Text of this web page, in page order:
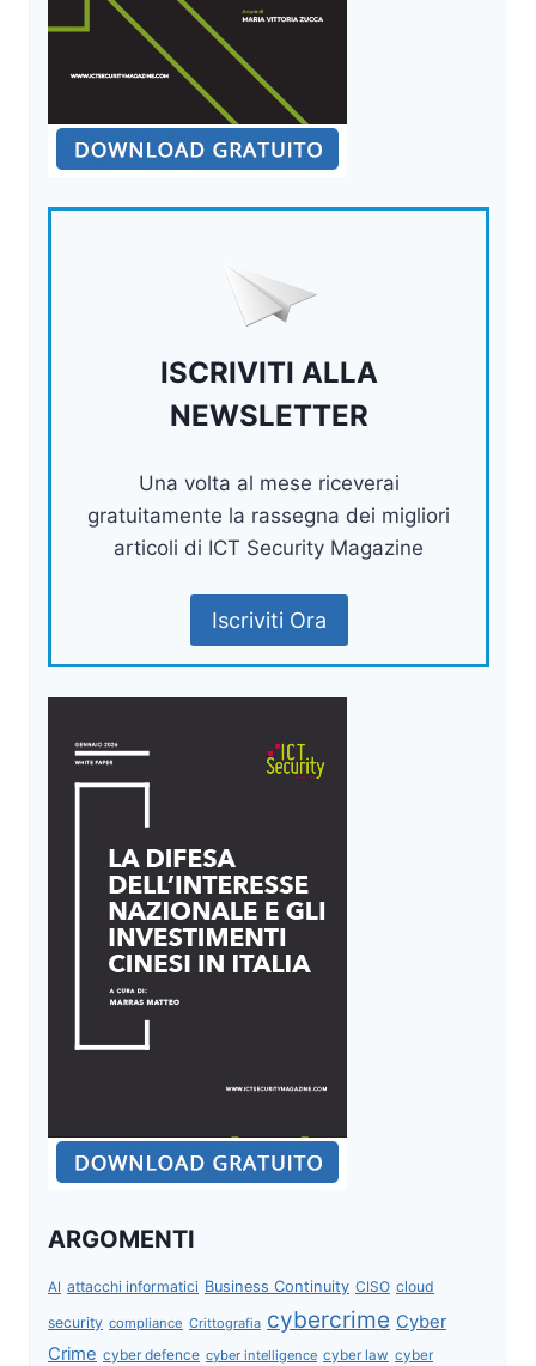
ISCRIVITI ALLA
NEWSLETTER
Una volta al mese riceverai
gratuitamente la rassegna dei migliori
articoli di ICT Security Magazine
Iscriviti Ora
ARGOMENTI
AI attacchi informatici Business Continuity CISO cloud
security compliance Crittografia cybercrime Cyber
Crime cyber defence cyber intelligence cyber law cyber